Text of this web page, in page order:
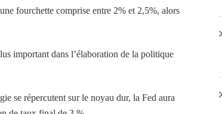
fourchette comprise entre 2% et 2,5%, alors
important dans l’élaboration de la politique
se répercutent sur le noyau dur, la Fed aura